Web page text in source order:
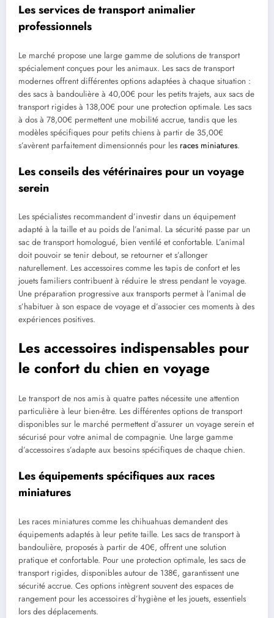
Les services de transport animalier
professionnels
Le marché propose une large gamme de solutions de transport
spécialement conçues pour les animaux. Les sacs de transport
modernes offrent différentes options adaptées à chaque situation :
des sacs à bandoulière à 40,00€ pour les petits trajets, aux sacs de
transport rigides à 138,00€ pour une protection optimale. Les sacs
à dos à 78,00€ permettent une mobilité accrue, tandis que les
modèles spécifiques pour petits chiens à partir de 35,00€
s’avèrent parfaitement dimensionnés pour les races miniatures.
Les conseils des vétérinaires pour un voyage
serein
Les spécialistes recommandent d’investir dans un équipement
adapté à la taille et au poids de l’animal. La sécurité passe par un
sac de transport homologué, bien ventilé et confortable. L’animal
doit pouvoir se tenir debout, se retourner et s’allonger
naturellement. Les accessoires comme les tapis de confort et les
jouets familiers contribuent à réduire le stress pendant le voyage.
Une préparation progressive aux transports permet à l’animal de
s’habituer à son espace de voyage et d’associer ces moments à des
expériences positives.
Les accessoires indispensables pour
le confort du chien en voyage
Le transport de nos amis à quatre pattes nécessite une attention
particulière à leur bien-être. Les différentes options de transport
disponibles sur le marché permettent d’assurer un voyage serein et
sécurisé pour votre animal de compagnie. Une large gamme
d’accessoires s’adapte aux besoins spécifiques de chaque chien.
Les équipements spécifiques aux races
miniatures
Les races miniatures comme les chihuahuas demandent des
équipements adaptés à leur petite taille. Les sacs de transport à
bandoulière, proposés à partir de 40€, offrent une solution
pratique et confortable. Pour une protection optimale, les sacs de
transport rigides, disponibles autour de 138€, garantissent une
sécurité accrue. Ces options intègrent souvent des espaces de
rangement pour les accessoires d’hygiène et les jouets, essentiels
lors des déplacements.